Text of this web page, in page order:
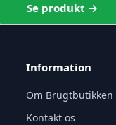
Se produkt →
Information
Om Brugtbutikken
Kontakt os